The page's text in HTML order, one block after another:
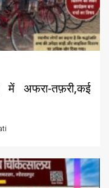
में अफरा-तफ़री,कई